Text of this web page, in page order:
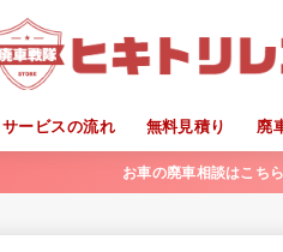
サービスの流れ 無料見積り 廃
お車の廃車相談はこち